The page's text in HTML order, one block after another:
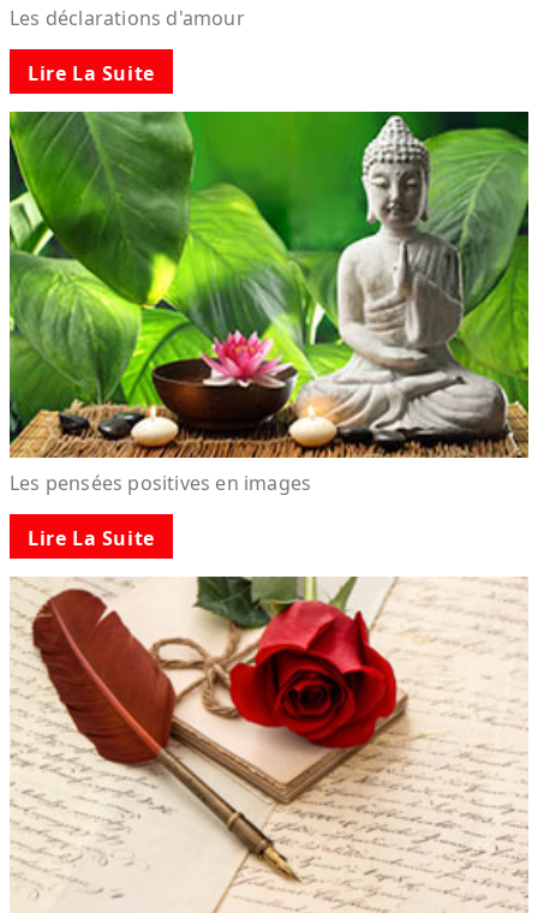
Les déclarations d'amour
Lire La Suite
Les pensées positives en images
Lire La Suite